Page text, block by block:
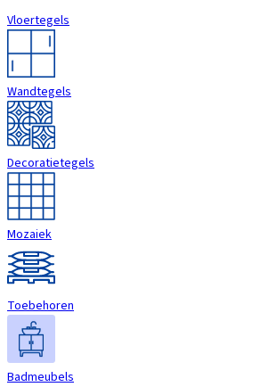
Vloertegels
Wandtegels
Decoratietegels
Mozaiek
Toebehoren
Badmeubels